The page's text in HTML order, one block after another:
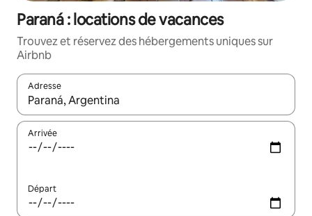
Paraná : locations de vacances
Trouvez et réservez des hébergements uniques sur
Airbnb
Adresse
Lorsque les résultats s'affichent, utilisez les flèches vers le
Arrivée
Départ